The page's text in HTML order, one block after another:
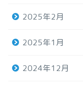
2025年2月
2025年1月
2024年12月